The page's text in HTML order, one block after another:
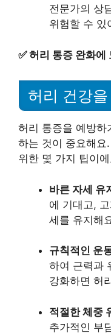
전문가의 상
위험할 수 있
✅허리 통증 완화에
허리 건강
허리 통증을 예방하
하는 것이 중요해요
위한 몇 가지 팁이
바른 자세 유
에 기대고,
세를 유지해
규칙적인 운
하여 근력과
강화하면 허
적절한 체중
추가적인 부